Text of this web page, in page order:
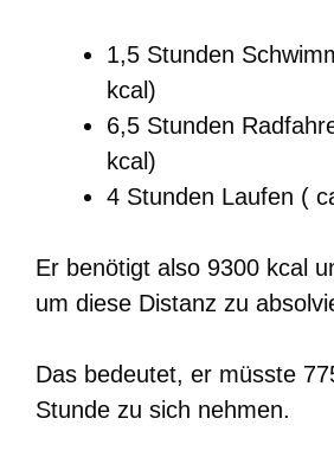
1,5 Stunden
kcal)
6,5 Stunden
kcal)
4 Stunden Laufen (
Er benötigt also 9300 kcal
um diese Distanz zu
Das bedeutet, er müsste
Stunde zu sich nehmen.